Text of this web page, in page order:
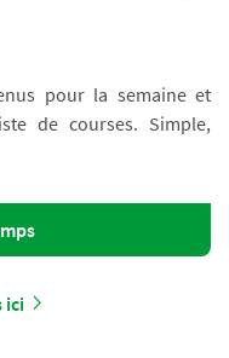
pour la semaine et
de courses. Simple,
ici